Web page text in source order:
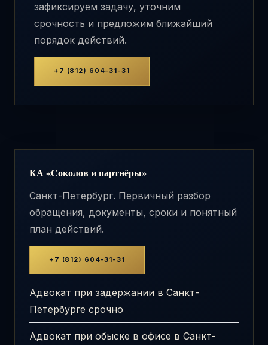
зафиксируем задачу, уточним
срочность и предложим ближайший
порядок действий.
+7 (812) 604-31-31
КА «Соколов и партнёры»
Санкт-Петербург. Первичный разбор
обращения, документы, сроки и понятный
план действий.
+7 (812) 604-31-31
Адвокат при задержании в Санкт-
Петербурге срочно
Адвокат при обыске в офисе в Санкт-